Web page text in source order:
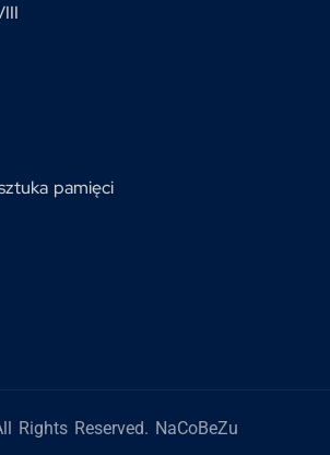
pamięci
Rights Reserved. NaCoBeZu